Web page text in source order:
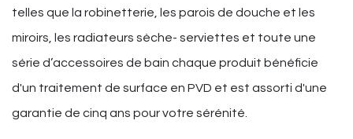
telles que la robinetterie, les parois de douche et les
miroirs, les radiateurs sèche- serviettes et toute une
série d’accessoires de bain chaque produit bénéficie
d'un traitement de surface en PVD et est assorti d'une
garantie de cinq ans pour votre sérénité.